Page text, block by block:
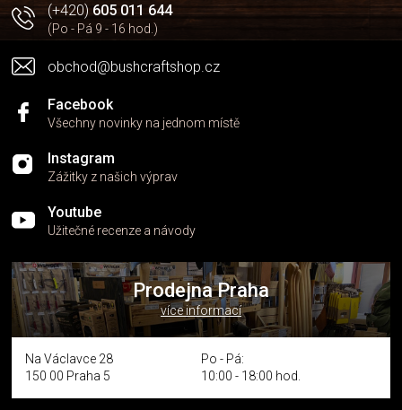
(+420)605 011 644
(Po - Pá 9 - 16 hod.)
obchod@bushcraftshop.cz
Facebook
Všechny novinky na jednom místě
Instagram
Zážitky z našich výprav
Youtube
Užitečné recenze a návody
Prodejna Praha
více informací
Na Václavce 28
150 00 Praha 5
Po - Pá:
10:00 - 18:00 hod.